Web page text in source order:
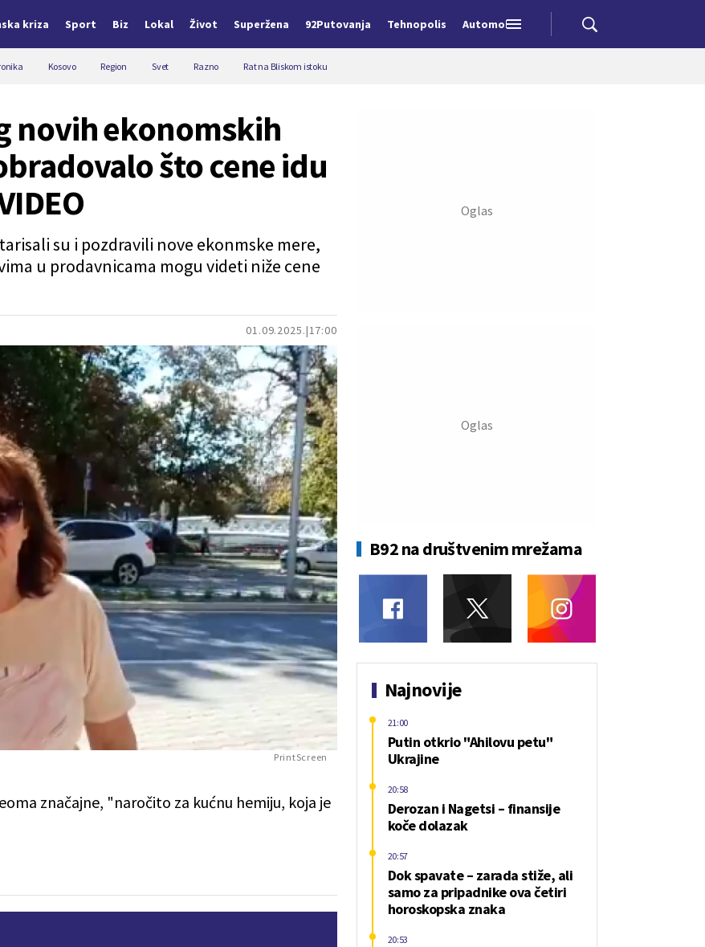
kriza Sport Biz Lokal Život Superžena 92Putovanja Tehnopolis Automobili
Kosovo Region Svet Razno Rat na Bliskom istoku
01.09.2025. 17:00
novih ekonomskih
što cene idu
su i pozdravili nove ekonmske mere,
u prodavnicama mogu videti niže cene
PrintScreen
značajne, "naročito za kućnu hemiju, koja je
B92 na društvenim mrežama
Najnovije
Putin otkrio "Ahilovu petu"
Ukrajine
21:00
Derozan i Nagetsi – finansije
koče dolazak
20:58
Dok spavate – zarada stiže, ali
samo za pripadnike ova četiri
horoskopska znaka
20:57
20:53